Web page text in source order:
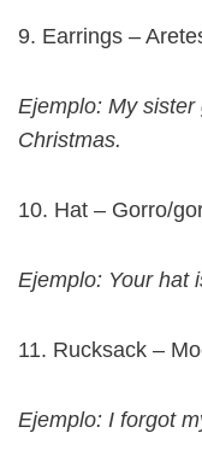
9. Earrings –
Ejemplo: My
Christmas.
10. Hat – Gorro/
Ejemplo: Your hat
11. Rucksack –
Ejemplo: I forgot